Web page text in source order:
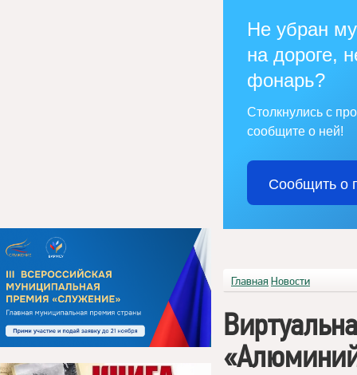
Не убран
на дороге,
фонарь?
Столкнулись с
сообщите о ней!
Сообщить о
Главная Новости